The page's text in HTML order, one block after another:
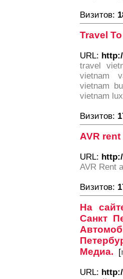
Визитов:
Travel
URL:
travel
vietnam
vietnam
vietnam
Визитов:
AVR rent
URL:
AVR Rent
Визитов:
На
Санкт
Медиа. [
URL: